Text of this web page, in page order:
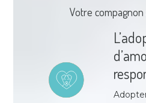
Votre